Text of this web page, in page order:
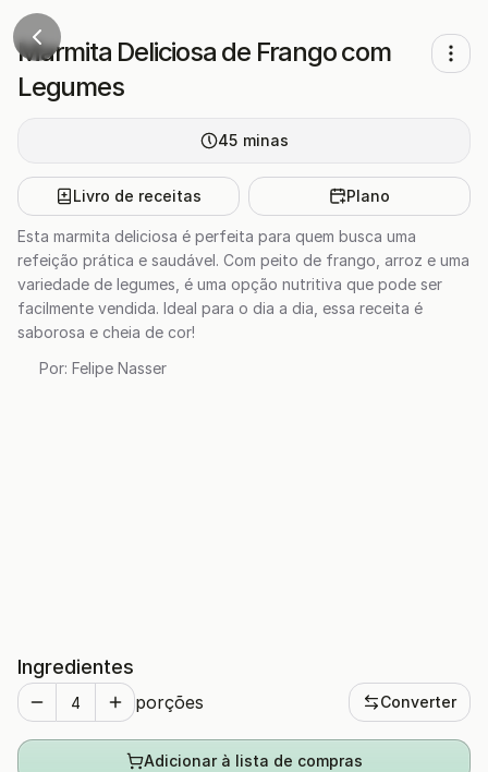
Marmita Deliciosa de Frango com
Legumes
45 minas
Livro de receitas Plano
Esta marmita deliciosa é perfeita para quem busca uma
refeição prática e saudável. Com peito de frango, arroz e uma
variedade de legumes, é uma opção nutritiva que pode ser
facilmente vendida. Ideal para o dia a dia, essa receita é
saborosa e cheia de cor!
Por: Felipe Nasser
Ingredientes
porções Converter
Adicionar à lista de compras